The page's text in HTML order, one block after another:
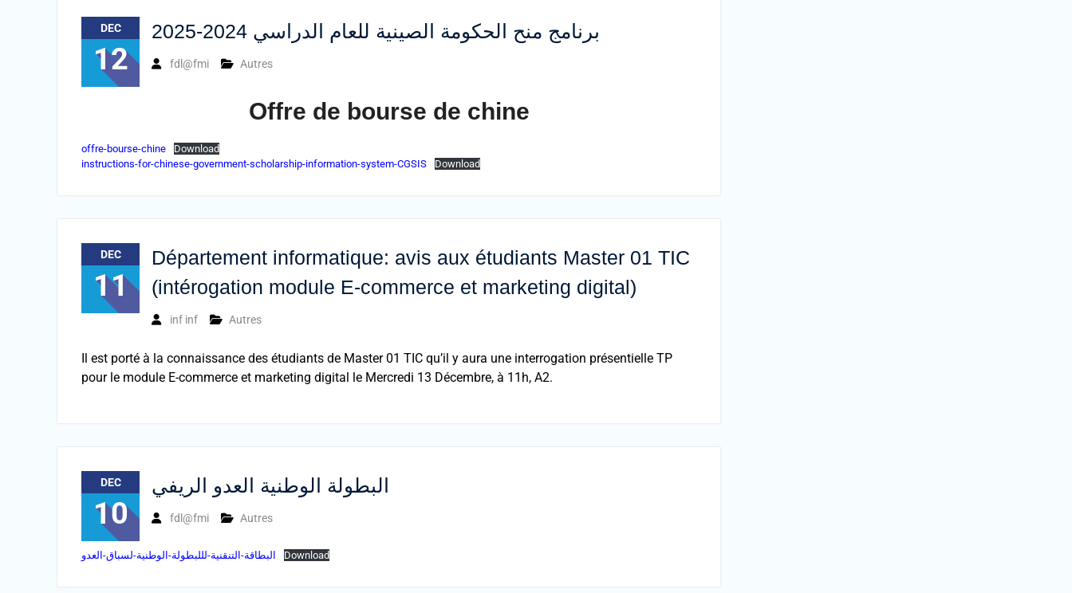
DEC
12
برنامج منح الحكومة الصينية للعام الدراسي 2024-2025
fdl@fmi Autres
Offre de bourse de chine
offre-bourse-chine
Download
instructions-for-chinese-government-scholarship-information-system-CGSIS
Download
DEC
11
Département informatique: avis aux étudiants Master 01 TIC
(intérogation module E-commerce et marketing digital)
inf inf Autres
Il est porté à la connaissance des étudiants de Master 01 TIC qu’il y aura une interrogation présentielle TP
pour le module E-commerce et marketing digital le Mercredi 13 Décembre, à 11h, A2.
DEC
10
البطولة الوطنية العدو الريفي
fdl@fmi Autres
البطاقة-التنقنية-لللبطولة-الوطنية-لسباق-العدو Download